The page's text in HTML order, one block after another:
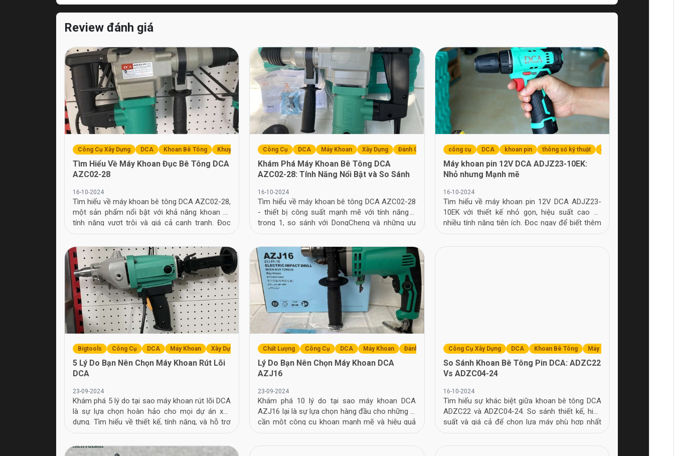
Review đánh giá
Công Cụ Xây Dựng DCA Khoan Bê Tông Khuyến Mãi Máy Khoan
Tìm Hiểu Về Máy Khoan Đục Bê Tông DCA
AZC02-28
16-10-2024
Tìm hiểu về máy khoan bê tông DCA AZC02-28,
một sản phẩm nổi bật với khả năng khoan và
tính năng vượt trội và giá cả cạnh tranh. Đọc
ngay để biết thêm chi tiết!
Công Cụ DCA Máy Khoan Xây Dựng Đánh Giá
Khám Phá Máy Khoan Bê Tông DCA
AZC02-28: Tính Năng Nổi Bật và So Sánh
16-10-2024
Tìm hiểu về máy khoan bê tông DCA AZC02-28
- thiết bị công suất mạnh mẽ với tính năng 2
trong 1, so sánh với DongCheng và những ưu
điểm nổi bật của nó.
công cụ DCA khoan pin thông số kỹ thuật đánh giá sản phẩm
Máy khoan pin 12V DCA ADJZ23-10EK:
Nhỏ nhưng Mạnh mẽ
16-10-2024
Tìm hiểu về máy khoan pin 12V DCA ADJZ23-
10EK với thiết kế nhỏ gọn, hiệu suất cao và
nhiều tính năng tiện ích. Đọc ngay để biết thêm
chi tiết!
Bigtools Công Cụ DCA Máy Khoan Xây Dựng
5 Lý Do Bạn Nên Chọn Máy Khoan Rút Lõi
DCA
23-09-2024
Khám phá 5 lý do tại sao máy khoan rút lõi DCA
là sự lựa chọn hoàn hảo cho mọi dự án xây
dựng. Tìm hiểu về thiết kế, tính năng, và hỗ trợ
khách hàng tận tình.
Chất Lượng Công Cụ DCA Máy Khoan Đánh Giá
Lý Do Bạn Nên Chọn Máy Khoan DCA
AZJ16
23-09-2024
Khám phá 10 lý do tại sao máy khoan DCA
AZJ16 lại là sự lựa chọn hàng đầu cho những ai
cần một công cụ khoan mạnh mẽ và hiệu quả
đáng tin cậy tại Việt Nam.
Công Cụ Xây Dựng DCA Khoan Bê Tông Máy Khoan
So Sánh Khoan Bê Tông Pin DCA: ADZC22
Vs ADZC04-24
16-10-2024
Tìm hiểu sự khác biệt giữa khoan bê tông DCA
ADZC22 và ADZC04-24. So sánh thiết kế, hiệu
suất và giá cả để chọn lựa máy phù hợp nhất
cho nhu cầu của bạn.